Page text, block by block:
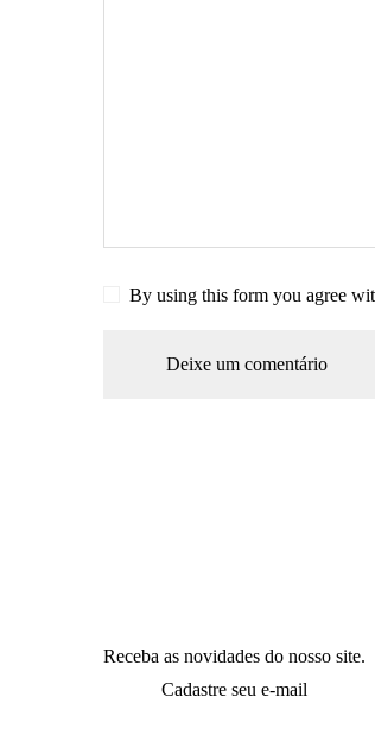
By using this form you agree
Receba as novidades do nosso site.
Cadastre seu e-mail